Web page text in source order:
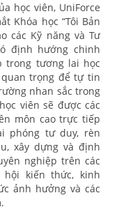
học viên, UniForce
Khóa học “Tôi Bản
các Kỹ năng và Tư
định hướng chinh
trong tương lai học
trọng để tự tin
nhan sắc trong
viên sẽ được các
môn cao trực tiếp
phóng tư duy, rèn
xây dựng và định
nghiệp trên các
kiến thức, kinh
ảnh hưởng và các